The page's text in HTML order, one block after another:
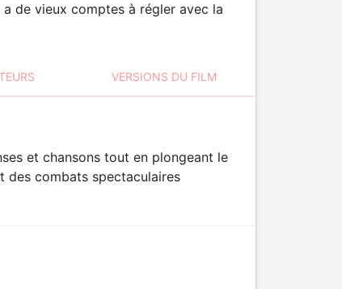
de vieux comptes à régler avec la
VERSIONS DU FILM
et chansons tout en plongeant le
des combats spectaculaires